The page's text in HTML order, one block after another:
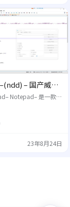
Mac 以及 Li
的安装包，无论用什么
能安装。 OBS Studio
– 国产威
源，霸气替换
Notepad– 是一款由
是文本编辑类软件
重点在国产Uos / Linu
系统上发展。 为什么
来自四川的工作十多
时也在使用 Beyond c
23年8月24日